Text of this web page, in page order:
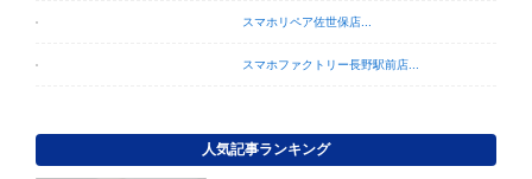
スマホリペア佐世保店...
スマホファクトリー長野駅前店...
人気記事ランキング